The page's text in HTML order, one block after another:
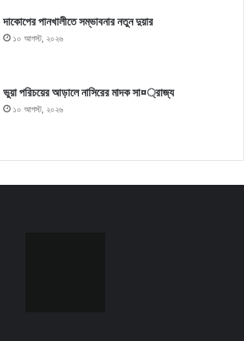
দাকোপের পানখালীতে সম্ভাবনার নতুন দুয়ার
১০ আগস্ট, ২০২৬
ভুয়া পরিচয়ের আড়ালে নাসিরের মাদক সা¤্রাজ্য
১০ আগস্ট, ২০২৬